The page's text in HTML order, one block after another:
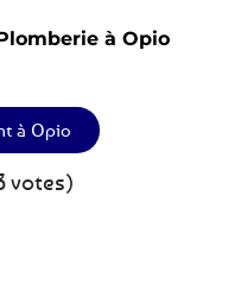
à Opio
à Opio
votes)